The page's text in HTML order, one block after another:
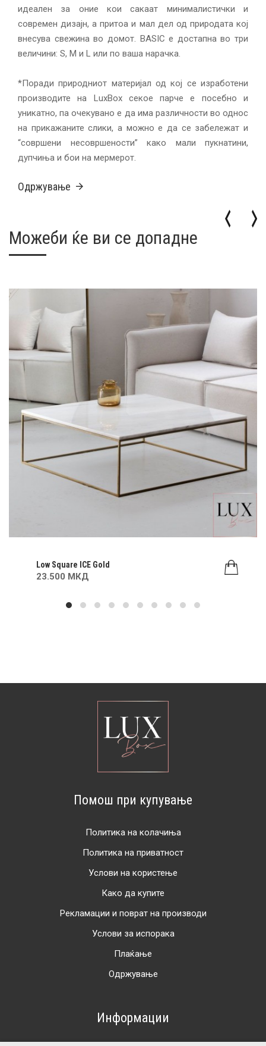
идеален за оние кои сакаат минималистички и
современ дизајн, а притоа и мал дел од природата кој
внесува свежина во домот. BASIC е достапна во три
величини: S, M и L или по ваша нарачка.
*Поради природниот материјал од кој се изработени
производите на LuxBox секое парче е посебно и
уникатно, па очекувано е да има различности во однос
на прикажаните слики, а можно е да се забележат и
“совршени несовршености” како мали пукнатини,
дупчиња и бои на мермерот.
Одржување
Можеби ќе ви се допадне
Low Square ICE Gold
23.500 МКД
Помош при купување
Политика на колачиња
Политика на приватност
Услови на користење
Како да купите
Рекламации и поврат на производи
Услови за испорака
Плаќање
Одржување
Информации